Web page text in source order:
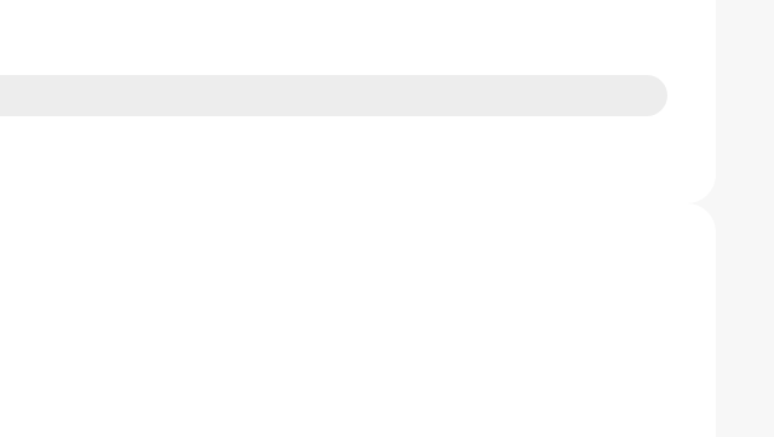
nutričnými terapeutkami vyšli napríklad v týchto magazínoch: Dieta, Apetit,
najširšiu osvetu v zdravej výžive na základe vedecky podložených informácií bez mýtov.